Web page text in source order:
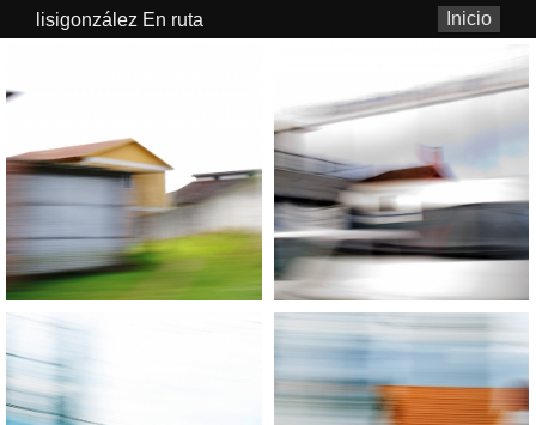
Inicio
lisigonzález En ruta